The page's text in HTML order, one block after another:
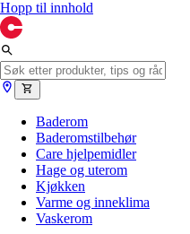
Hopp til innhold
Baderom
Baderomstilbehør
Care hjelpemidler
Hage og uterom
Kjøkken
Varme og inneklima
Vaskerom